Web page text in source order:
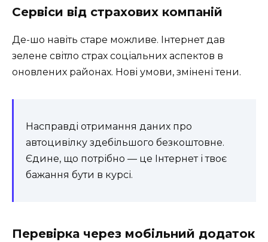
Сервіси від страхових компаній
Де-шо навіть старе можливе. Інтернет дав
зелене світло страх соціальних аспектов в
оновлених районах. Нові умови, змінені тени.
Насправді отримання даних про
автоцивілку здебільшого безкоштовне.
Єдине, що потрібно — це Інтернет і твоє
бажання бути в курсі.
Перевірка через мобільний додаток